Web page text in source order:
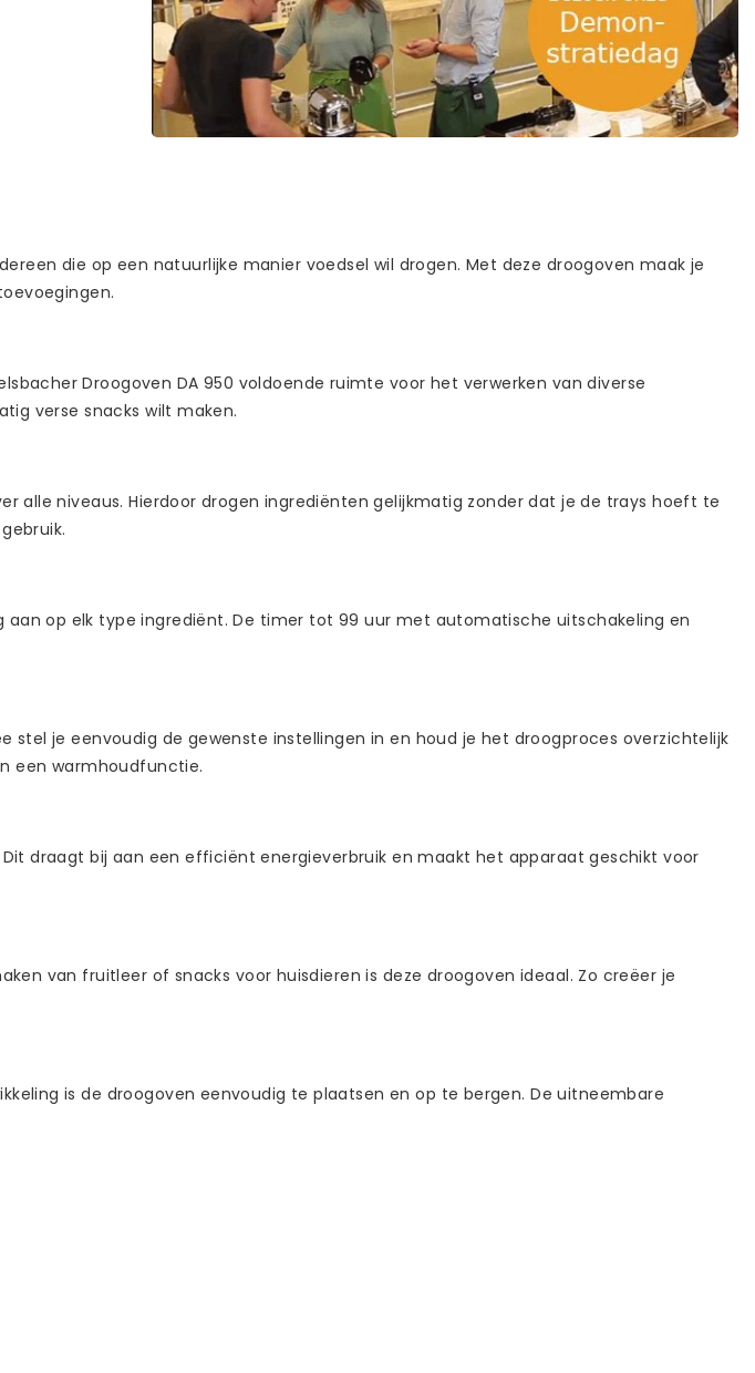
die op een natuurlijke manier voedsel wil drogen. Met deze droogoven maak je
Droogoven DA 950 voldoende ruimte voor het verwerken van diverse
verse snacks wilt maken.
niveaus. Hierdoor drogen ingrediënten gelijkmatig zonder dat je de trays hoeft te
op elk type ingrediënt. De timer tot 99 uur met automatische uitschakeling en
stel je eenvoudig de gewenste instellingen in en houd je het droogproces overzichtelijk
een warmhoudfunctie.
draagt bij aan een efficiënt energieverbruik en maakt het apparaat geschikt voor
van fruitleer of snacks voor huisdieren is deze droogoven ideaal. Zo creëer je
is de droogoven eenvoudig te plaatsen en op te bergen. De uitneembare